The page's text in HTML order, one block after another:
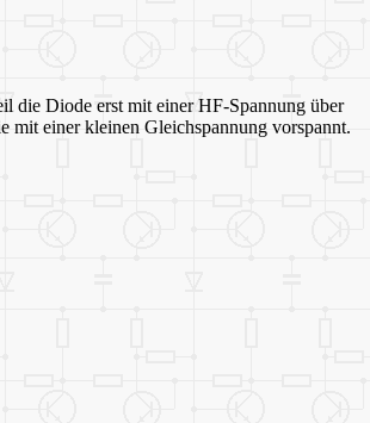
die Diode erst mit einer HF-Spannung über
mit einer kleinen Gleichspannung vorspannt.